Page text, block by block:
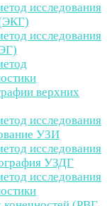
исследования
исследования
верхних
исследования
УЗИ
исследования
УЗДГ
исследования